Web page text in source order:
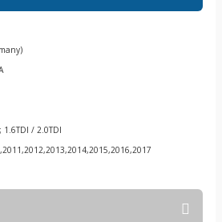
1.6TDI / 2.0TDI